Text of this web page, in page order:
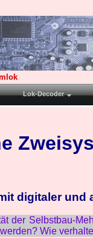
Lok-Decoder
digitaler und
der Selbstbau-
Wie